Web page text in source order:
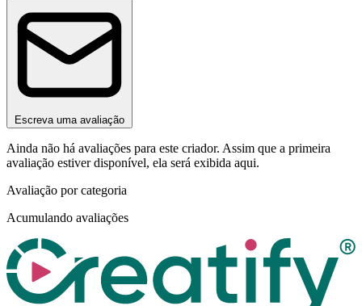
Escreva uma avaliação
Ainda não há avaliações para este criador. Assim que a primeira
avaliação estiver disponível, ela será exibida aqui.
Avaliação por categoria
Acumulando avaliações